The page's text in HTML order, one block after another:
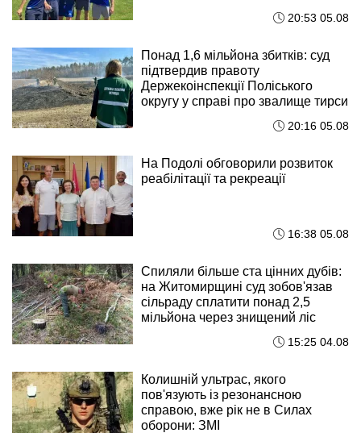
20:53 05.08
Понад 1,6 мільйона збитків: суд
підтвердив правоту
Держекоінспекції Поліського
округу у справі про звалище тирси
20:16 05.08
На Подолі обговорили розвиток
реабілітації та рекреації
16:38 05.08
Спиляли більше ста цінних дубів:
на Житомирщині суд зобов'язав
сільраду сплатити понад 2,5
мільйона через знищений ліс
15:25 04.08
Колишній ультрас, якого
пов'язують із резонансною
справою, вже рік не в Силах
оборони: ЗМІ